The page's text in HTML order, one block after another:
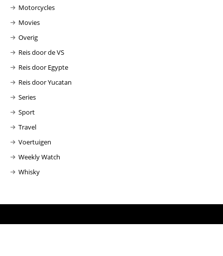
Motorcycles
Movies
Overig
Reis door de VS
Reis door Egypte
Reis door Yucatan
Series
Sport
Travel
Voertuigen
Weekly Watch
Whisky